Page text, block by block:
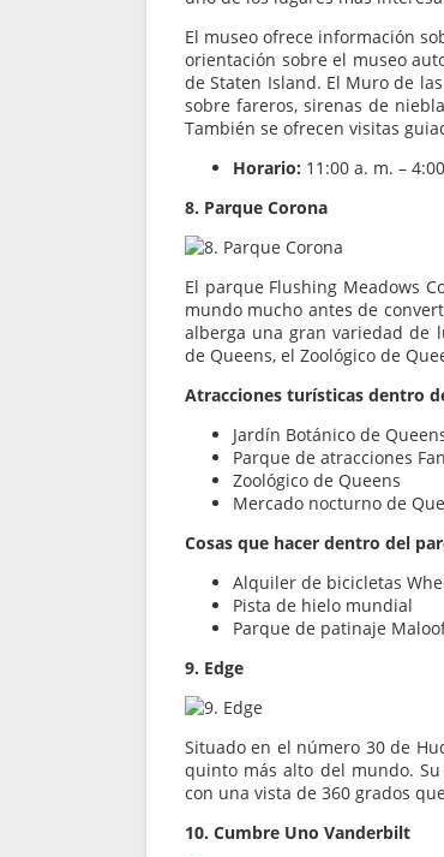
El museo ofrece información
orientación sobre el museo
de Staten Island. El Muro de
sobre fareros, sirenas de
También se ofrecen visitas
Horario: 11:00 a. m. –
8. Parque Corona
El parque Flushing Meadows
mundo mucho antes de
alberga una gran variedad de
de Queens, el Zoológico de
Atracciones turísticas dentro
Jardín Botánico de
Parque de atracciones
Zoológico de Queens
Mercado nocturno de
Cosas que hacer dentro del
Alquiler de bicicletas
Pista de hielo mundial
Parque de patinaje
9. Edge
Situado en el número 30 de
quinto más alto del mundo.
con una vista de 360 grados
10. Cumbre Uno Vanderbilt